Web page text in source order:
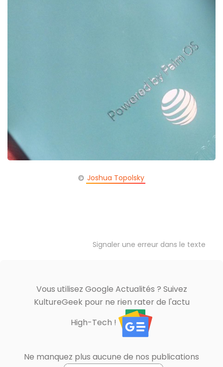
© Joshua Topolsky
Signaler une erreur dans le texte
Vous utilisez Google Actualités ? Suivez
KultureGeek pour ne rien rater de l'actu
High-Tech !
Ne manquez plus aucune de nos publications